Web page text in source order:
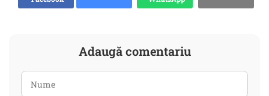
Adaugă comentariu